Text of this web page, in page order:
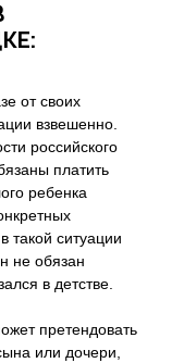
от своих
взвешенно.
российского
платить
ребенка
такой ситуации
не обязан
в детстве.
претендовать
или дочери,